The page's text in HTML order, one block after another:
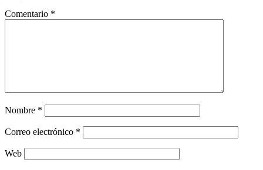
Comentario *
Nombre *
Correo electrónico *
Web